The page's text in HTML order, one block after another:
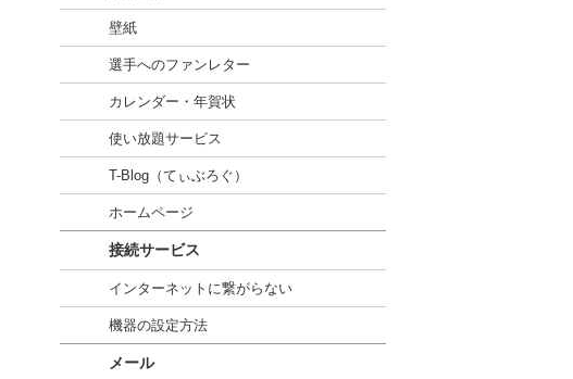
壁紙
選手へのファンレター
カレンダー・年賀状
使い放題サービス
T-Blog（てぃぶろぐ）
ホームページ
接続サービス
インターネットに繋がらない
機器の設定方法
メール